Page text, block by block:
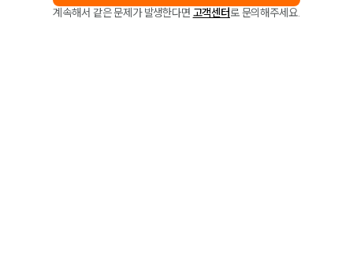
계속해서 같은 문제가 발생한다면 고객센터로 문의해주세요.